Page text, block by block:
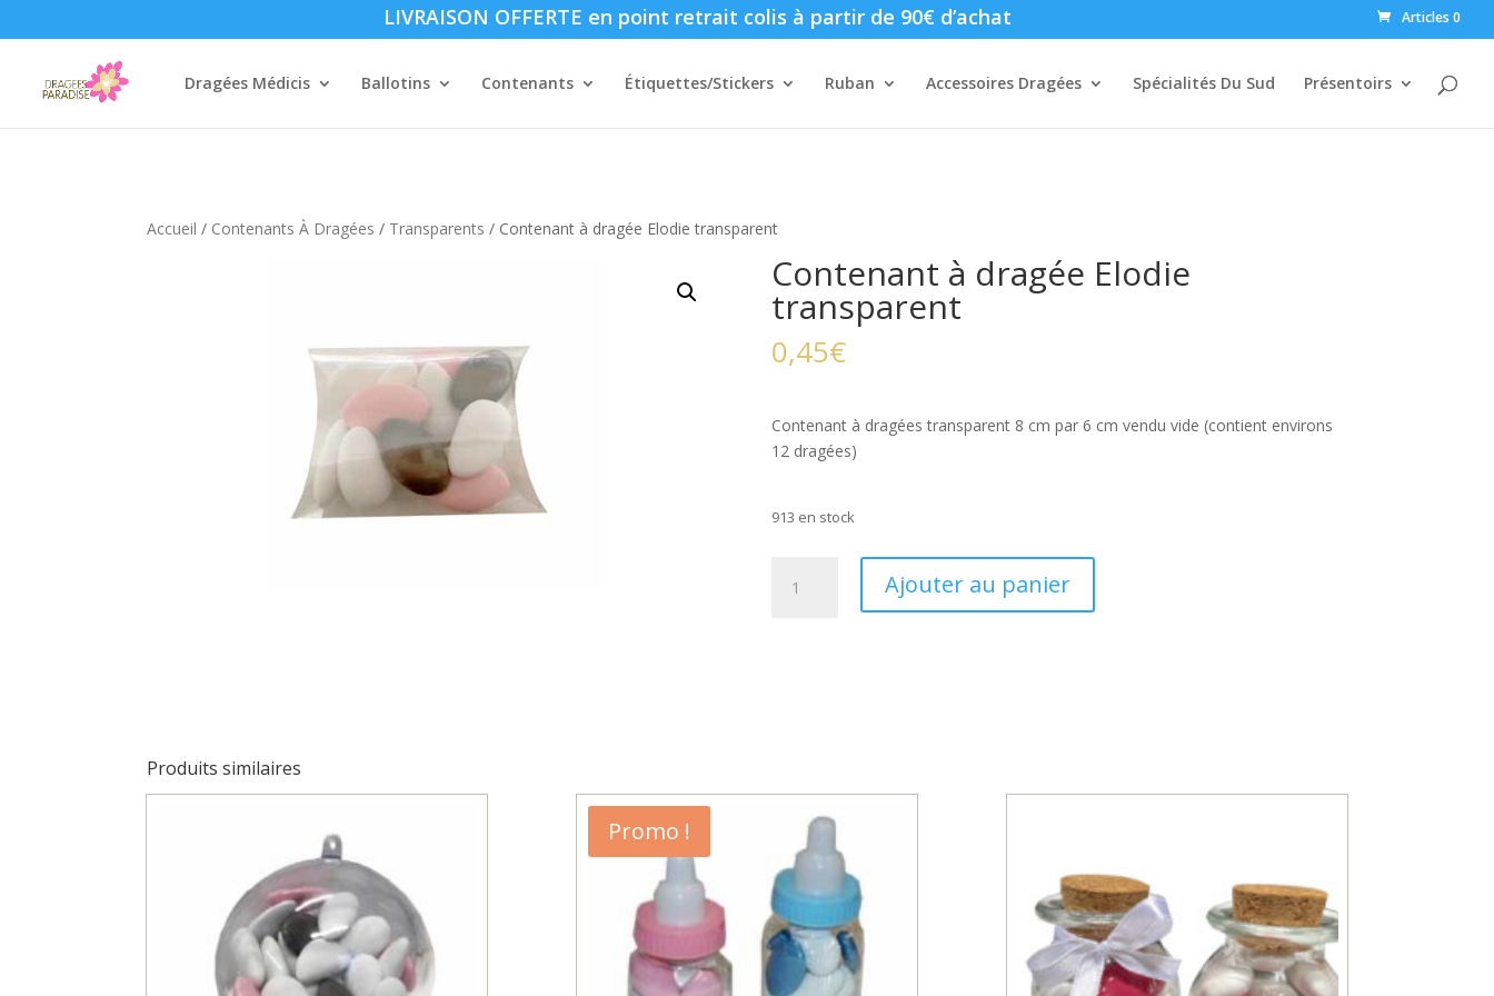
LIVRAISON OFFERTE en point retrait colis à partir de 90€ d’achat Articles 0
Dragées Médicis Ballotins Contenants Étiquettes/Stickers Ruban Accessoires Dragées Spécialités Du Sud Présentoirs
Accueil / Contenants À Dragées / Transparents / Contenant à dragée Elodie transparent
Contenant à dragée Elodie
transparent
0,45€
Contenant à dragées transparent 8 cm par 6 cm vendu vide (contient environs
12 dragées)
913 en stock
Ajouter au panier
Produits similaires
Promo !